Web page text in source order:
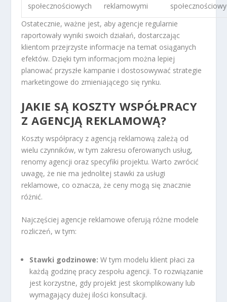
społecznościowych
reklamowymi
Ostatecznie, ważne jest, aby agencje regularnie
raportowały wyniki swoich działań, dostarczając
klientom przejrzyste informacje na temat osiąganych
efektów. Dzięki tym informacjom można lepiej
planować przyszłe kampanie i dostosowywać strategie
marketingowe do zmieniającego się rynku.
JAKIE SĄ KOSZTY WSPÓŁPRACY
Z AGENCJĄ REKLAMOWĄ?
Koszty współpracy z agencją reklamową zależą od
wielu czynników, w tym zakresu oferowanych usług,
renomy agencji oraz specyfiki projektu. Warto zwrócić
uwagę, że nie ma jednolitej stawki za usługi
reklamowe, co oznacza, że ceny mogą się znacznie
różnić.
Najczęściej agencje reklamowe oferują różne modele
rozliczeń, w tym:
Stawki godzinowe: W tym modelu klient płaci za
każdą godzinę pracy zespołu agencji. To rozwiązanie
jest korzystne, gdy projekt jest skomplikowany lub
wymagający dużej ilości konsultacji.